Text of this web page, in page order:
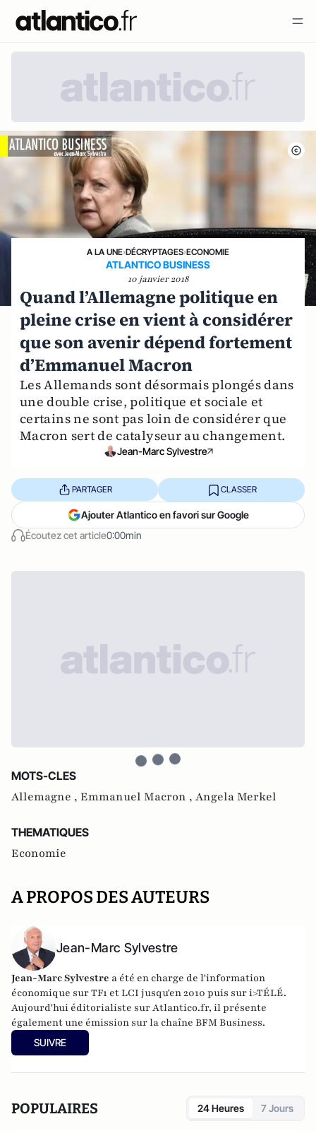
A LA UNE›DÉCRYPTAGES›ECONOMIE
ATLANTICO BUSINESS
10 janvier 2018
Quand l’Allemagne politique en
pleine crise en vient à considérer
que son avenir dépend fortement
d’Emmanuel Macron
Les Allemands sont désormais plongés dans
une double crise, politique et sociale et
certains ne sont pas loin de considérer que
Macron sert de catalyseur au changement.
Jean-Marc Sylvestre
Écoutez cet article0:00min
PARTAGER CLASSER
Ajouter Atlantico en favori sur Google
MOTS-CLES
Allemagne , Emmanuel Macron , Angela Merkel
THEMATIQUES
Economie
A PROPOS DES AUTEURS
Jean-Marc Sylvestre
Jean-Marc Sylvestre a été en charge de l'information
économique sur TF1 et LCI jusqu'en 2010 puis sur i>TÉLÉ.
Aujourd'hui éditorialiste sur Atlantico.fr, il présente
également une émission sur la chaîne BFM Business.
SUIVRE
POPULAIRES 24 Heures 7 Jours